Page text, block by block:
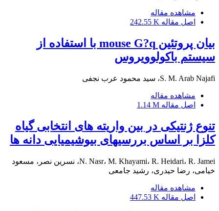
مشاهده مقاله
اصل مقاله 242.55 K
بیان پروتئین mouse G?q با استفاده از
سیستم باکولوویروس
S. M. Arab Najafi، سید محمود عرب نجفی
مشاهده مقاله
اصل مقاله 1.14 M
تنوع ژنتیکی در بین واریته های انتخابی گیاه
کلزا بر اساس بررسیهای بیوشیمیایی دانه ها
N. Nasr، M. Khayami، R. Heidari، R. Jamei، نسرین نصر، مسعود
خیامی، رضا حیدری، رشید جامعی
مشاهده مقاله
اصل مقاله 447.53 K